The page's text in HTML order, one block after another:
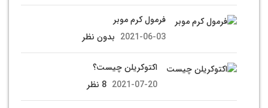
فرمول کرم موبر
2021-06-03 بدون نظر
اکتوکریلن چیست؟
2021-07-20 8 نظر